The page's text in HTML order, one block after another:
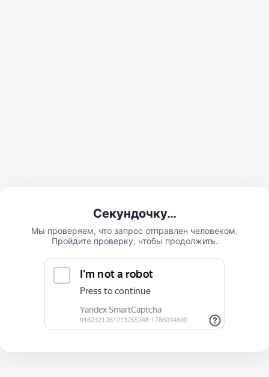
Секундочку…
Мы проверяем, что запрос отправлен человеком.
Пройдите проверку, чтобы продолжить.